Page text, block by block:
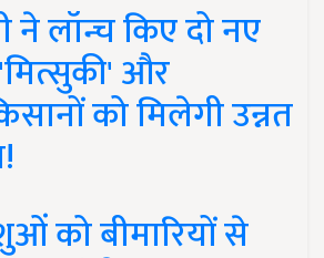
लॉन्च किए दो नए
और
को मिलेगी उन्नत
को बीमारियों से